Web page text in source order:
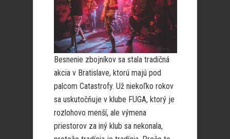
Besnenie zbojníkov sa stala tradičná
akcia v Bratislave, ktorú majú pod
palcom Catastrofy. Už niekoľko rokov
sa uskutočňuje v klube FUGA, ktorý je
rozlohovo menší, ale výmena
priestorov za iný klub sa nekonala,